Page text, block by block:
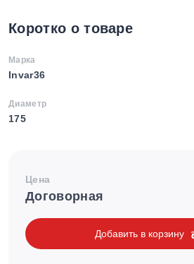
Коротко о товаре
Марка
Invar36
Диаметр
175
Цена
Договорная
Добавить в корзину